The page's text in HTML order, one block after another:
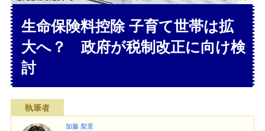
生命保険料控除 子育て世帯は拡
大へ？ 政府が税制改正に向け検
討
執筆者
加藤 梨里